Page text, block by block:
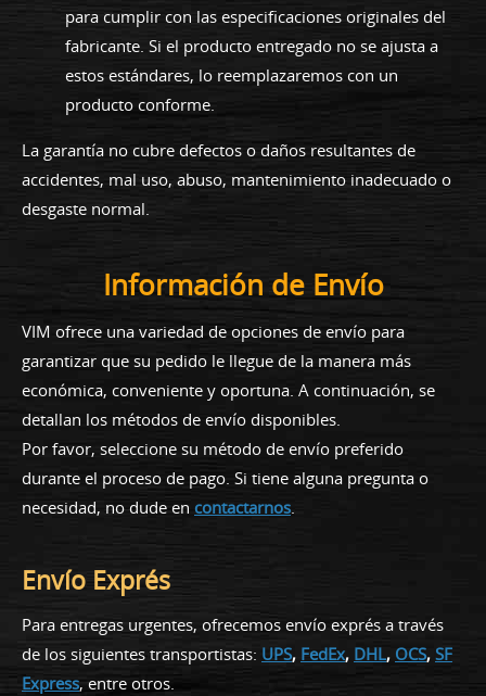
para cumplir con las especificaciones originales del
fabricante. Si el producto entregado no se ajusta a
estos estándares, lo reemplazaremos con un
producto conforme.
La garantía no cubre defectos o daños resultantes de
accidentes, mal uso, abuso, mantenimiento inadecuado o
desgaste normal.
Información de Envío
VIM ofrece una variedad de opciones de envío para
garantizar que su pedido le llegue de la manera más
económica, conveniente y oportuna. A continuación, se
detallan los métodos de envío disponibles.
Por favor, seleccione su método de envío preferido
durante el proceso de pago. Si tiene alguna pregunta o
necesidad, no dude en contactarnos.
Envío Exprés
Para entregas urgentes, ofrecemos envío exprés a través
de los siguientes transportistas: UPS, FedEx, DHL, OCS, SF
Express, entre otros.